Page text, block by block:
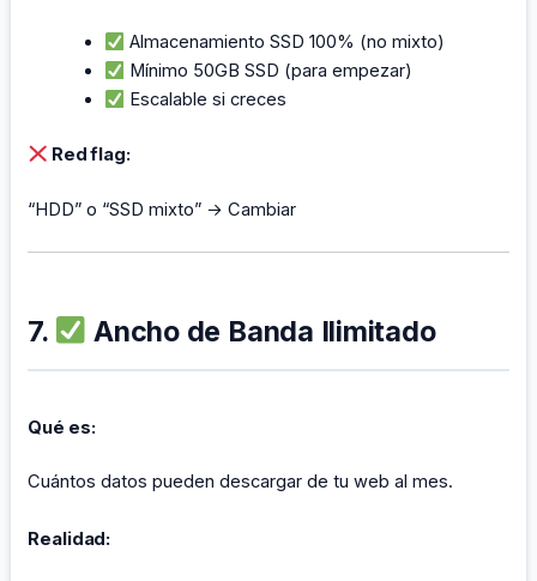
Almacenamiento SSD 100% (no mixto)
Mínimo 50GB SSD (para empezar)
Escalable si creces
Red flag:
“HDD” o “SSD mixto” → Cambiar
7. Ancho de Banda Ilimitado
Qué es:
Cuántos datos pueden descargar de tu web al mes.
Realidad: